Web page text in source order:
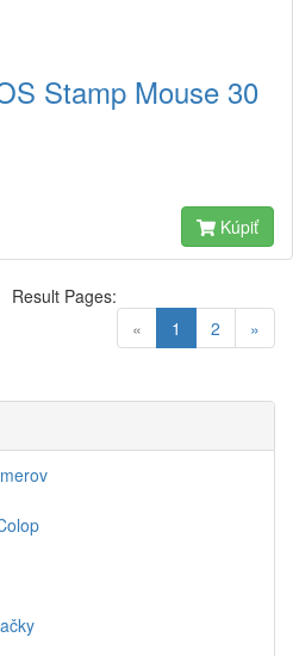
Stamp Mouse 30
Kúpiť
« 1 (current)
2 »
Result Pages: